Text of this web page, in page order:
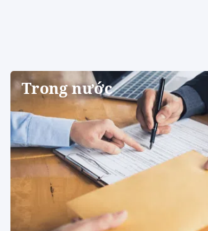
Trong nước